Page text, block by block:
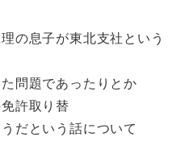
の息子が東北支社という
問題であったりとか
許取り替
だという話について